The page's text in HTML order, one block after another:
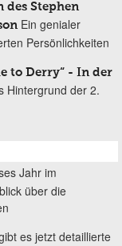
des Stephen
Ein genialer
Persönlichkeiten
to Derry“ - In der
Hintergrund der 2.
Jahr im
über die
es jetzt detaillierte